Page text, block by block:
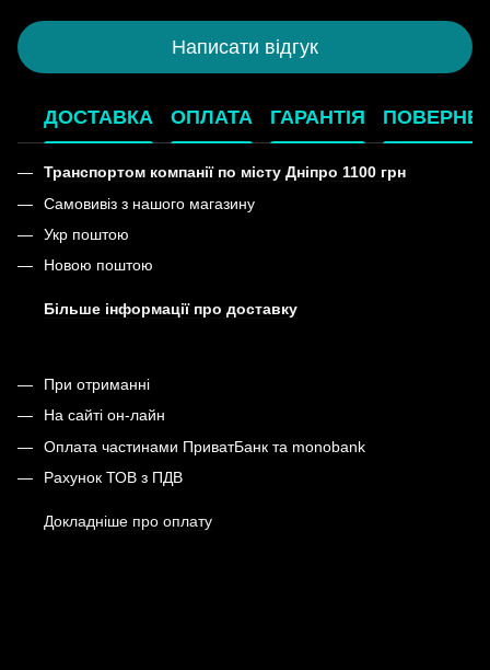
Написати відгук
ДОСТАВКА ОПЛАТА ГАРАНТІЯ
Транспортом компанії по місту Дніпро 1100 грн
Самовивіз з нашого магазину
Укр поштою
Новою поштою
Більше інформації про доставку
При отриманні
На сайті он-лайн
Оплата частинами ПриватБанк та monobank
Рахунок ТОВ з ПДВ
Докладніше про оплату